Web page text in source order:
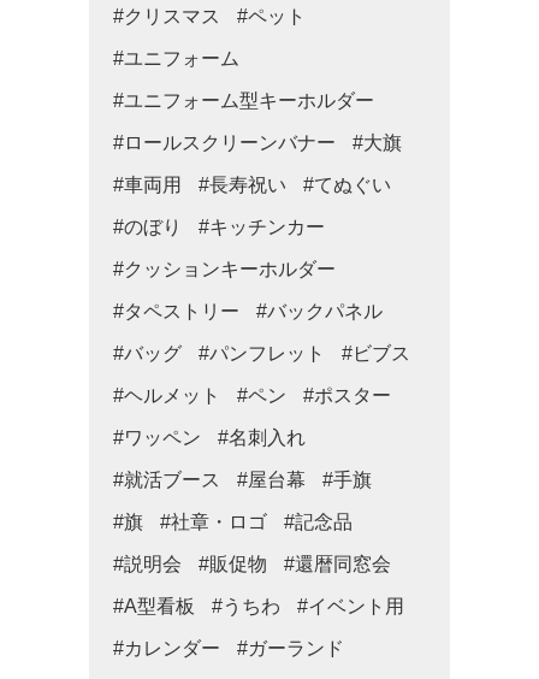
#クリスマス #ペット
#ユニフォーム
#ユニフォーム型キーホルダー
#ロールスクリーンバナー #大旗
#車両用 #長寿祝い #てぬぐい
#のぼり #キッチンカー
#クッションキーホルダー
#タペストリー #バックパネル
#バッグ #パンフレット #ビブス
#ヘルメット #ペン #ポスター
#ワッペン #名刺入れ
#就活ブース #屋台幕 #手旗
#旗 #社章・ロゴ #記念品
#説明会 #販促物 #還暦同窓会
#A型看板 #うちわ #イベント用
#カレンダー #ガーランド